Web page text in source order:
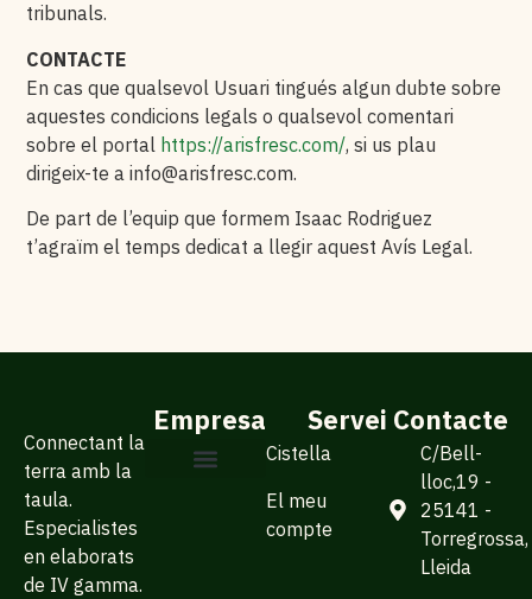
tribunals.
CONTACTE
En cas que qualsevol Usuari tingués algun dubte sobre
aquestes condicions legals o qualsevol comentari
sobre el portal https://arisfresc.com/, si us plau
dirigeix-te ainfo@arisfresc.com.
De part de l’equip que formem Isaac Rodriguez
t’agraïm el temps dedicat a llegir aquest Avís Legal.
Connectant la
terra amb la
taula.
Especialistes
en elaborats
de IV gamma.
Empresa Servei
Cistella
El meu
compte
Contacte
C/Bell-
lloc,19 -
25141 -
Torregrossa,
Lleida